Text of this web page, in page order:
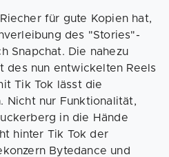
für gute Kopien hat,
des "Stories"-
Snapchat. Die nahezu
des nun entwickelten Reels
Tik Tok lässt die
Nicht nur Funktionalität,
in die Hände
hinter Tik Tok der
Bytedance und